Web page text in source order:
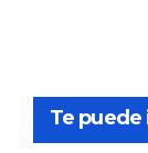
Te